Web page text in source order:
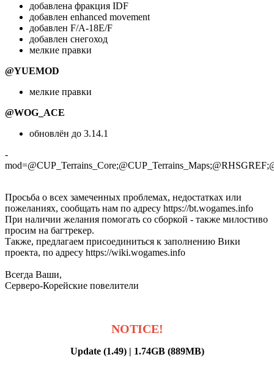
добавлена фракция IDF
добавлен enhanced movement
добавлен F/A-18E/F
добавлен снегоход
мелкие правки
@YUEMOD
мелкие правки
@WOG_ACE
обновлён до 3.14.1
-
Просьба о всех замеченных проблемах, недостатках или
пожеланиях, сообщать нам по адресу https://bt.wogames.info
При наличии желания помогать со сборкой - также милостиво
просим на багтрекер.
Также, предлагаем присоединиться к заполнению Вики
проекта, по адресу https://wiki.wogames.info
Всегда Ваши,
Серверо-Корейские повелители
NOTICE!
Update (1.49) | 1.74GB (889MB)